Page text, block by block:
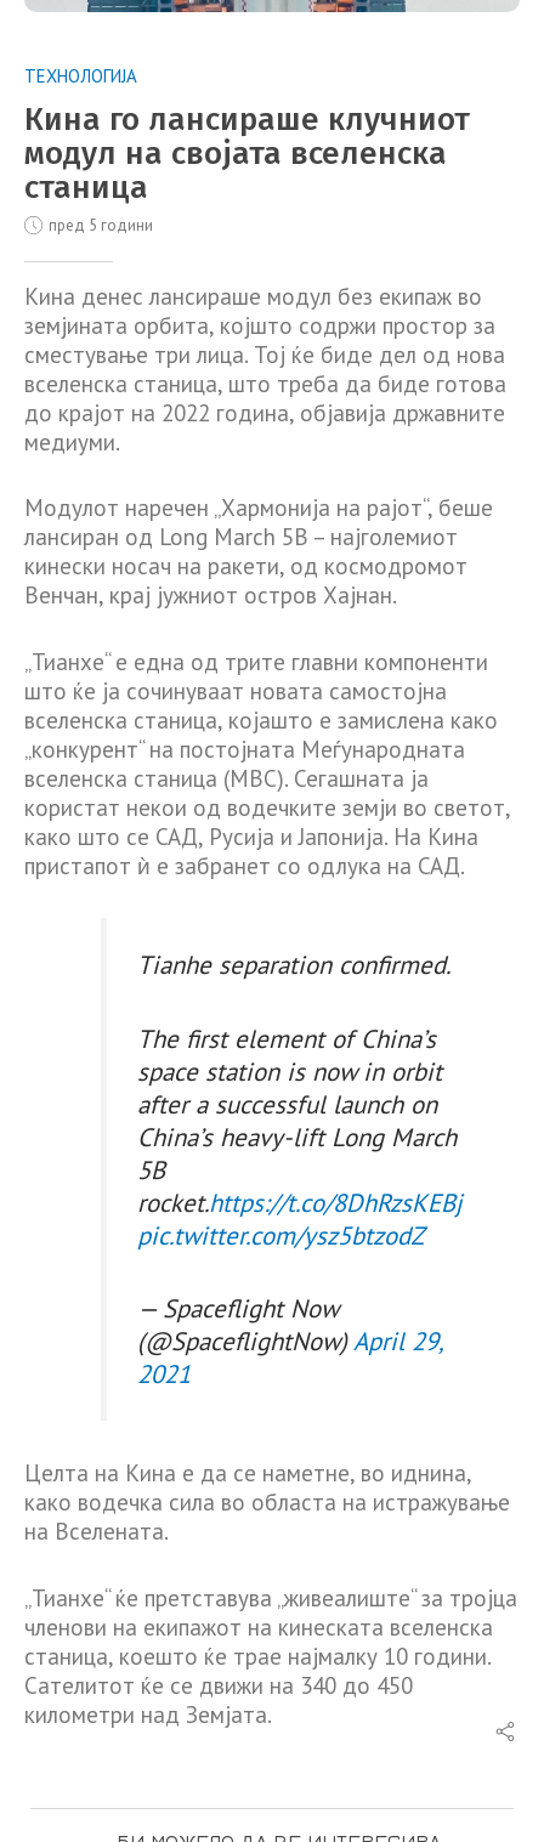
ТЕХНОЛОГИЈА
Кина го лансираше клучниот
модул на својата вселенска
станица
пред 5 години
Кина денес лансираше модул без екипаж во
земјината орбита, којшто содржи простор за
сместување три лица. Тој ќе биде дел од нова
вселенска станица, што треба да биде готова
до крајот на 2022 година, објавија државните
медиуми.
Модулот наречен „Хармонија на рајот“, беше
лансиран од Long March 5B – најголемиот
кинески носач на ракети, од космодромот
Венчан, крај јужниот остров Хајнан.
„Тианхе“ е една од трите главни компоненти
што ќе ја сочинуваат новата самостојна
вселенска станица, којашто е замислена како
„конкурент“ на постојната Меѓународната
вселенска станица (МВС). Сегашната ја
користат некои од водечките земји во светот,
како што се САД, Русија и Јапонија. На Кина
пристапот ѝ е забранет со одлука на САД.
Tianhe separation confirmed.
The first element of China’s
space station is now in orbit
after a successful launch on
China’s heavy-lift Long March
5B
rocket.https://t.co/8DhRzsKEBj
pic.twitter.com/ysz5btzodZ
— Spaceflight Now
(@SpaceflightNow)April 29,
2021
Целта на Кина е да се наметне, во иднина,
како водечка сила во областа на истражување
на Вселената.
„Тианхе“ ќе претставува „живеалиште“ за тројца
членови на екипажот на кинеската вселенска
станица, коешто ќе трае најмалку 10 години.
Сателитот ќе се движи на 340 до 450
километри над Земјата.